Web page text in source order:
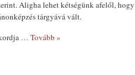
Aligha lehet kétségünk afelől,
tárgyává vált.
… Tovább »